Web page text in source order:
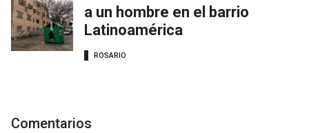
a un hombre en el barrio
Latinoamérica
ROSARIO
Comentarios